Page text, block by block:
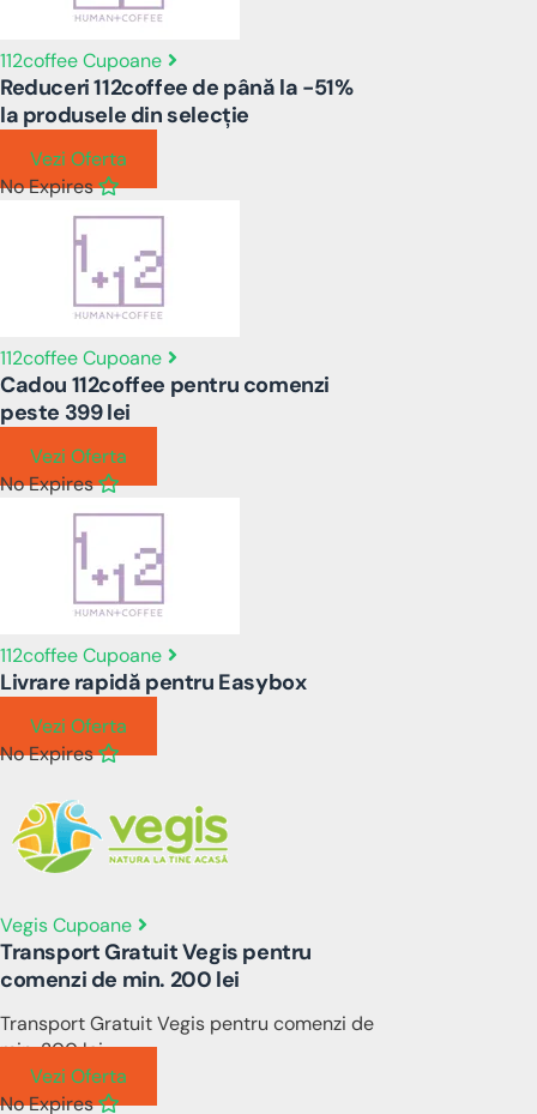
112coffee Cupoane
Reduceri 112coffee de până la -51%
la produsele din selecție
Vezi Oferta
No Expires
112coffee Cupoane
Cadou 112coffee pentru comenzi
peste 399 lei
Vezi Oferta
No Expires
112coffee Cupoane
Livrare rapidă pentru Easybox
Vezi Oferta
No Expires
Vegis Cupoane
Transport Gratuit Vegis pentru
comenzi de min. 200 lei
Transport Gratuit Vegis pentru comenzi de
min. 200 lei
Vezi Oferta
No Expires